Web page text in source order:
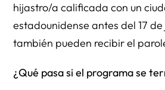
hijastro/a calificada con un
estadounidense antes del 17
también pueden recibir el
¿Qué pasa si el programa se